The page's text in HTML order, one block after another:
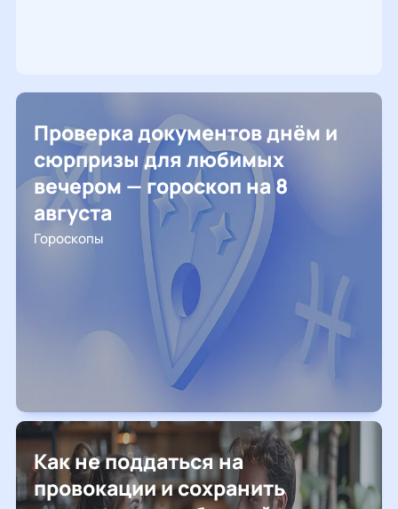
Проверка документов днём и
сюрпризы для любимых
вечером — гороскоп на 8
августа
Гороскопы
Как не поддаться на
провокации и сохранить